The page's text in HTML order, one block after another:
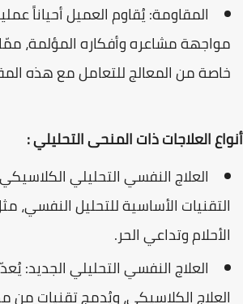
المقاومة: يُقاوم العميل أحياناً
مواجهة مشاعره وأفكاره المؤلمة،
خاصة من المعالج للتعامل مع هذه
أنواع العلاجات ذات المنحى التحليلي :
العلاج النفسي التحليلي
التقنيات الأساسية للتحليل النفسي،
الأحلام وتداعي الحر.
العلاج النفسي التحليلي الجديد:
العلاج الكلاسيكي، ويُدمج تقنيات من